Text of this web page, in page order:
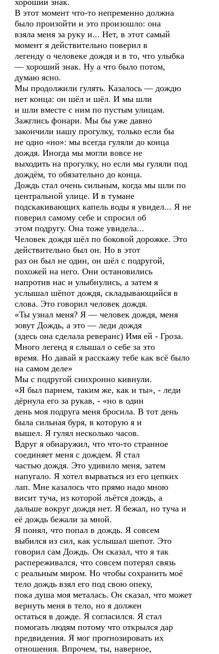
хороший знак.
В этот момент что-то непременно должна
было произойти и это произошло: она
взяла меня за руку и... Нет, в этот самый
момент я действительно поверил в
легенду о человеке дождя и в то, что улыбка
— хороший знак. Ну а что было потом,
думаю ясно.
Мы продолжили гулять. Казалось — дождю
нет конца: он шёл и шёл. И мы шли
и шли вместе с ним по пустым улицам.
Зажглись фонари. Мы бы уже давно
закончили нашу прогулку, только если бы
не одно «но»: мы всегда гуляли до конца
дождя. Иногда мы могли вовсе не
выходить на прогулку, но если мы гуляли под
дождём, то обязательно до конца.
Дождь стал очень сильным, когда мы шли по
центральной улице. И в тумане
подскакивающих капель воды я увидел... Я не
поверил самому себе и спросил об
этом подругу. Она тоже увидела...
Человек дождя шёл по боковой дорожке. Это
действительно был он. Но в этот
раз он был не один, он шёл с подругой,
похожей на него. Они остановились
напротив нас и улыбнулись, а затем я
услышал шёпот дождя, складывающийся в
слова. Это говорил человек дождя.
«Ты узнал меня? Я — человек дождя, меня
зовут Дождь, а это — леди дождя
(здесь она сделала реверанс) Имя ей - Гроза.
Много легенд я слышал о себе за это
время. Но давай я расскажу тебе как всё было
на самом деле»
Мы с подругой синхронно кивнули.
«Я был парнем, таким же, как и ты», - леди
дёрнула его за рукав, - «но в один
день моя подруга меня бросила. В тот день
была сильная буря, в которую я и
вышел. Я гулял несколько часов.
Вдруг я обнаружил, что что-то странное
соединяет меня с дождем. Я стал
частью дождя. Это удивило меня, затем
напугало. Я хотел вырваться из его цепких
лап. Мне казалось что прямо надо мною
висит туча, из которой льётся дождь, а
дальше вокруг дождя нет. Я бежал, но туча и
её дождь бежали за мной.
Я понял, что попал в дождь. Я совсем
выбился из сил, как услышал шепот. Это
говорил сам Дождь. Он сказал, что я так
распереживался, что совсем потерял связь
с реальным миром. Но чтобы сохранить моё
тело дождь взял его под свою опеку,
пока душа моя металась. Он сказал, что может
вернуть меня в тело, но я должен
остаться в дожде. Я согласился. Я стал
помогать людям потому что открылся дар
предвидения. Я мог прогнозировать их
отношения. Впрочем, ты, наверное,